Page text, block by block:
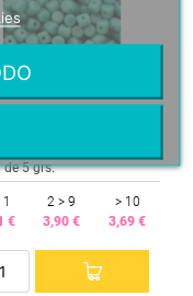
par puca 2,5x3mm.
Turquoise Green
de 5 grs.
€
2 > 9
3,90 €
> 10
3,69 €